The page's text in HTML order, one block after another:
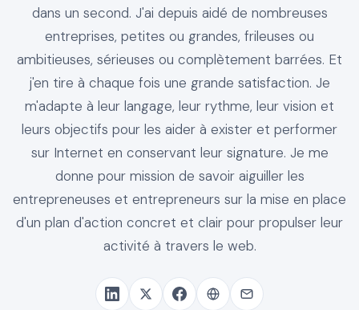
dans un second. J'ai depuis aidé de nombreuses
entreprises, petites ou grandes, frileuses ou
ambitieuses, sérieuses ou complètement barrées. Et
j'en tire à chaque fois une grande satisfaction. Je
m'adapte à leur langage, leur rythme, leur vision et
leurs objectifs pour les aider à exister et performer
sur Internet en conservant leur signature. Je me
donne pour mission de savoir aiguiller les
entrepreneuses et entrepreneurs sur la mise en place
d'un plan d'action concret et clair pour propulser leur
activité à travers le web.